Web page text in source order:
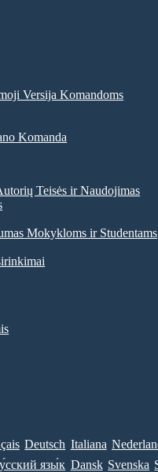
Versija Komandoms
Komanda
Teisės ir Naudojimas
Mokykloms ir Studentams
Deutsch Italiana
язы́к Dansk Svenska